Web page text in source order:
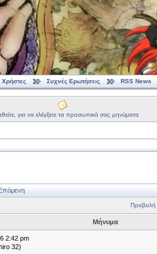
Χρήστες Συχνές Ερωτήσεις RSS News
για να ελέγξετε τα προσωπικά σας μηνύματα
Προβολή
Μήνυμα
2:42 pm
32)